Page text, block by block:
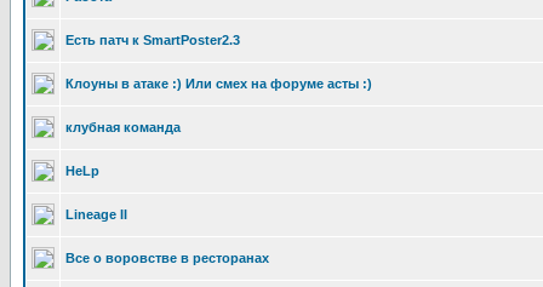
Есть патч к SmartPoster2.3
Клоуны в атаке :) Или смех на форуме асты :)
клубная команда
HeLp
Lineage II
Все о воровстве в ресторанах